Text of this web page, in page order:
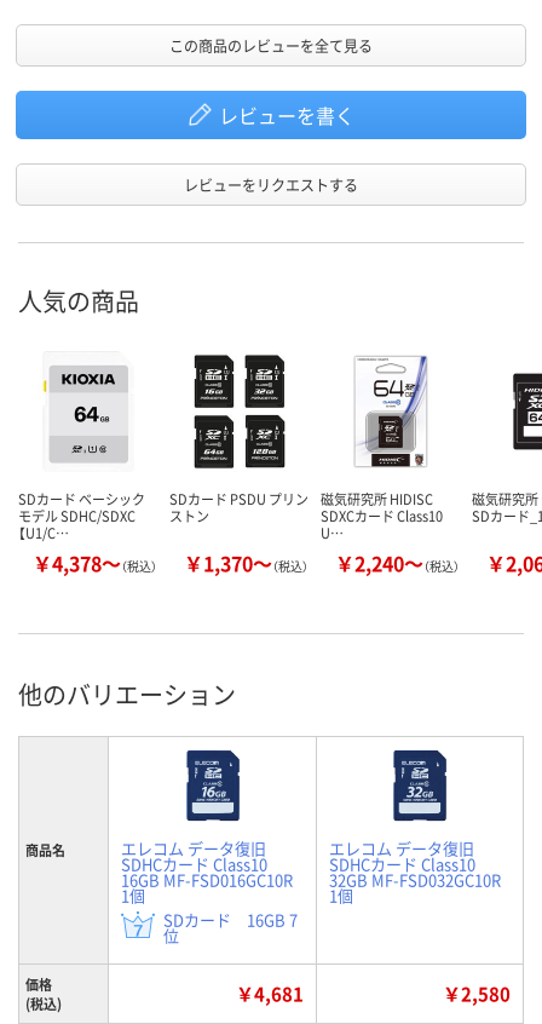
この商品のレビューを全て見る
レビューを書く
レビューをリクエストする
人気の商品
SDカード ベーシック
モデル SDHC/SDXC
【U1/C…
￥4,378～（税込）
SDカード PSDU プリン
ストン
￥1,370～（税込）
磁気研究所 HIDISC
SDXCカード Class10
U…
￥2,240～（税込）
磁気研究
SDカード
￥
他のバリエーション
商品名 エレコム データ復旧
SDHCカード Class10
16GB MF-FSD016GC10R
1個
SDカード 16GB 7
位
エレコム データ復旧
SDHCカード Class10
32GB MF-FSD032GC10R
1個
価格
(税込)
￥4,681 ￥2,580